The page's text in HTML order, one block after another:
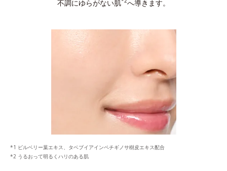
不調にゆらがない肌 へ導きます。
ビルベリー葉エキス、タベブイアインペチギノサ樹皮エキス配合
うるおって明るくハリのある肌